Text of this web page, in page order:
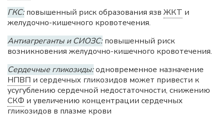
ГКС:повышенный риск образования язв ЖКТ и
желудочно-кишечного кровотечения.
Антиагреганты и СИОЗС:повышенный риск
возникновения желудочно-кишечного кровотечения.
Сердечные гликозиды:одновременное назначение
НПВП и сердечных гликозидов может привести к
усугублению сердечной недостаточности, снижению
СКФ и увеличению концентрации сердечных
гликозидов в плазме крови